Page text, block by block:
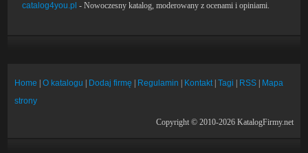
catalog4you.pl - Nowoczesny katalog, moderowany z ocenami i opiniami.
Home |O katalogu Dodaj firmę Regulamin Kontakt|Tagi RSS
Mapa
strony
Copyright © 2010-2026 KatalogFirmy.net